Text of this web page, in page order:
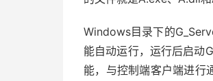
Windows目录下的
能自动运行，运行后启动
能，与控制端客户端进行